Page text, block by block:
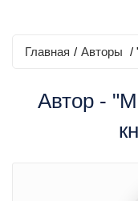
Главная / Авторы /
Автор -